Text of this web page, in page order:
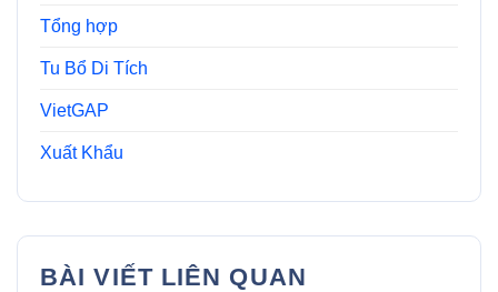
Tổng hợp
Tu Bổ Di Tích
VietGAP
Xuất Khẩu
BÀI VIẾT LIÊN QUAN